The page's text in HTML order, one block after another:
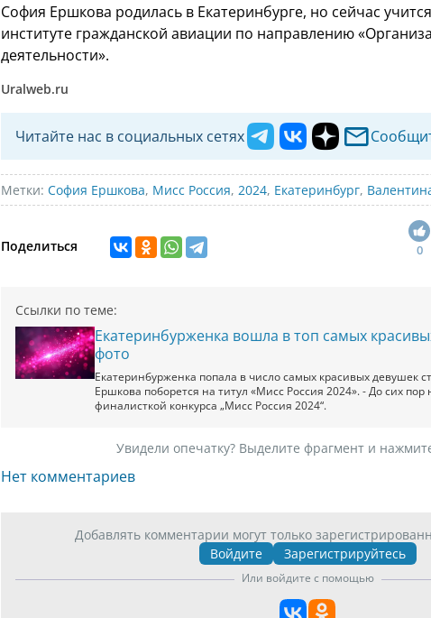
София Ершкова родилась в Екатеринбурге, но сейчас
институте гражданской авиации по направлению
деятельности».
Uralweb.ru
Читайте нас в социальных сетях
Метки: София Ершкова, Мисс Россия, 2024, Екатеринбург,
Поделиться 0
Ссылки по теме:
Екатеринбурженка вошла в топ самых
фото
Екатеринбурженка попала в число самых красивых девушек
Ершкова поборется на титул «Мисс Россия 2024». - До сих пор
финалисткой конкурса „Мисс Россия 2024“.
Увидели опечатку? Выделите фрагмент и
Нет комментариев
Добавлять комментарии могут только
Войдите
Зарегистрируйтесь
Или войдите с помощью